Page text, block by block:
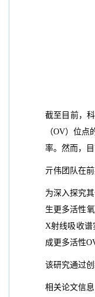
截至目前，
（OV）位
率。然而，
亓伟团队在
为深入探究
生更多活性
X射线吸收谱
成更多活性
该研究通过
相关论文信息